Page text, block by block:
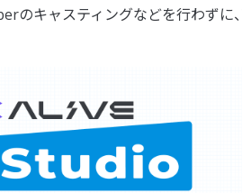
のキャスティングなどを行わずに